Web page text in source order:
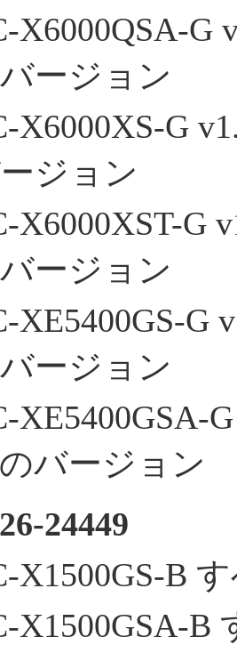
X6000QSA-G
ージョン
X6000XS-G
ジョン
X6000XST-G
ージョン
XE5400GS-G
ージョン
XE5400GSA-
バージョン
24449
X1500GS-B
X1500GSA-B